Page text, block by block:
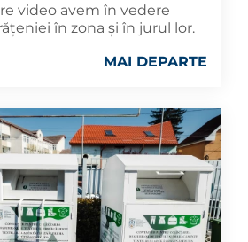
video avem în vedere
în zona și în jurul lor.
MAI DEPARTE